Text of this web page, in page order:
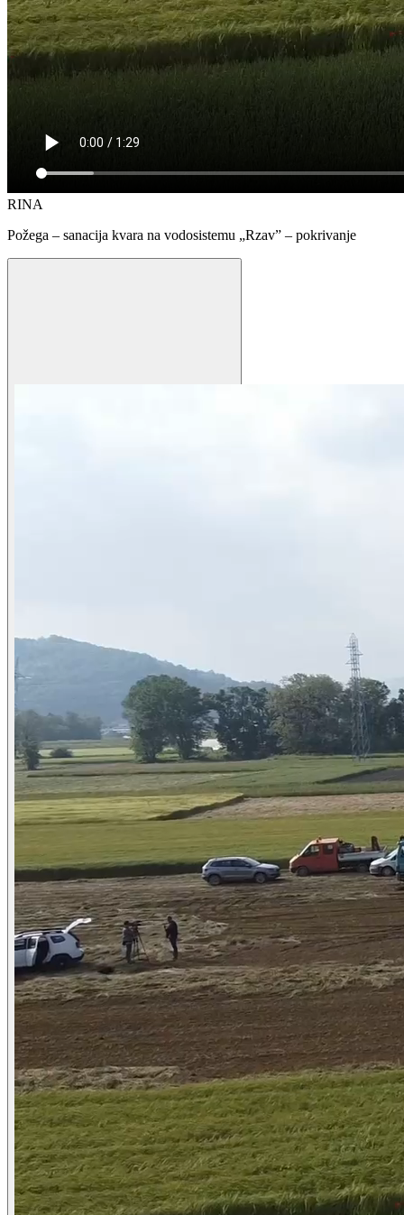
RINA
Požega – sanacija kvara na vodosistemu „Rzav” – pokrivanje